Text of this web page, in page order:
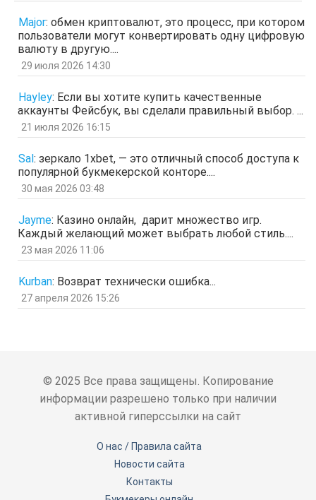
отв. цит.
Гость 26 мар 2026, 01:35
мЛЙК
ащрд
отв. цит.
Гость
отв. цит.
Гость
ЗОл
отв. цит.
Гость 5 мар 2026, 12:20
оЭЬЧ
SPPS 2 мар 2026, 16:19
ау, есть кто живой здесь?)
Гость
отв.
Гость 3 фев 2026, 04:47
Major: обмен криптовалют, это процесс, при котором
пользователи могут конвертировать одну цифровую
валюту в другую....
29 июля 2026 14:30
Hayley: Если вы хотите купить качественные
аккаунты Фейсбук, вы сделали правильный выбор. ...
21 июля 2026 16:15
Sal : зеркало 1xbet, — это отличный способ доступа к
популярной букмекерской конторе....
30 мая 2026 03:48
Jayme: Казино онлайн, дарит множество игр.
Каждый желающий может выбрать любой стиль....
23 мая 2026 11:06
Kurban: Возврат технически ошибка...
27 апреля 2026 15:26
© 2025 Все права защищены. Копирование
информации разрешено только при наличии
активной гиперссылки на сайт
О нас / Правила сайта
Новости сайта
Контакты